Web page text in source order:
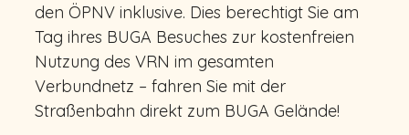
den ÖPNV inklusive. Dies berechtigt Sie am
Tag ihres BUGA Besuches zur kostenfreien
Nutzung des VRN im gesamten
Verbundnetz – fahren Sie mit der
Straßenbahn direkt zum BUGA Gelände!